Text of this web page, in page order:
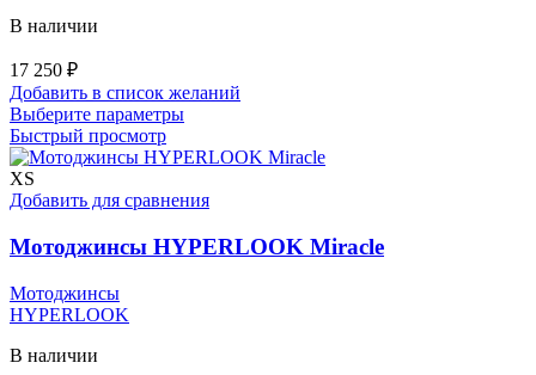
В наличии
17 250 ₽
Добавить в список желаний
Выберите параметрыЭтот
имеет
вариаций.
можно
выбрать
Быстрый просмотр
XS
Добавить для сравнения
Мотоджинсы HYPERLOOK Miracle
Мотоджинсы
HYPERLOOK
В наличии